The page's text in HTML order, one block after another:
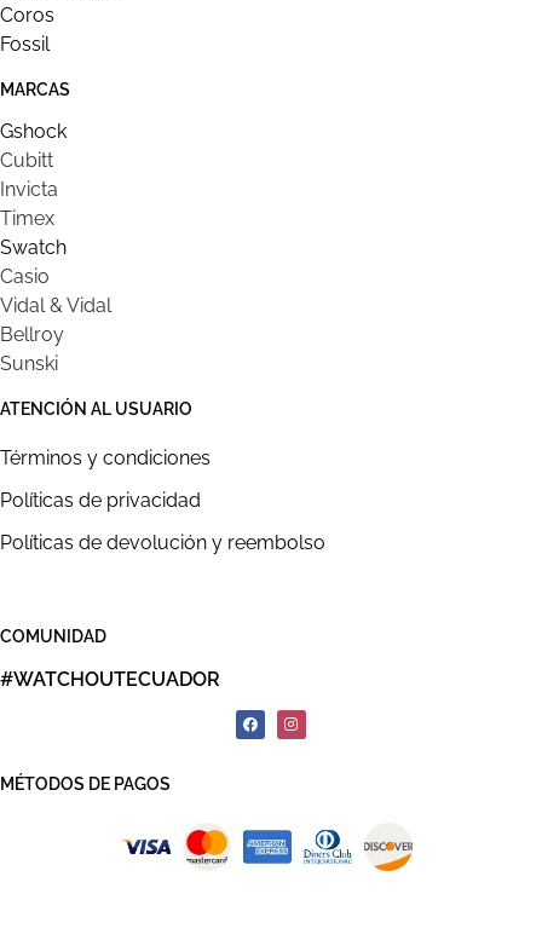
Coros
Fossil
MARCAS
Gshock
Cubitt
Invicta
Timex
Swatch
Casio
Vidal & Vidal
Bellroy
Sunski
ATENCIÓN AL USUARIO
Términos y condiciones
Políticas de privacidad
Políticas de devolución y reembolso
COMUNIDAD
#WATCHOUTECUADOR
MÉTODOS DE PAGOS